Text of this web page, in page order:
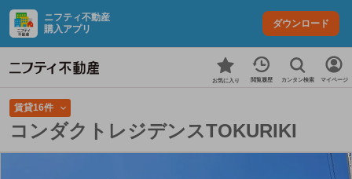
ニフティ不動産
購入アプリ
ダウンロード
お気に入り 閲覧履歴 カンタン検索 マイページ
賃貸16件
コンダクトレジデンスTOKURIKI